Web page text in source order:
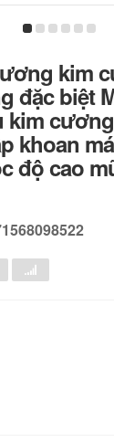
kim
đặc biệt
kim
khoan
độ cao